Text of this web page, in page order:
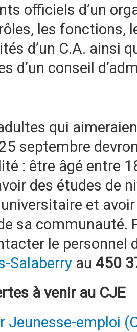
officiels d’un
les fonctions,
d’un C.A. ainsi
d’un conseil
qui
septembre
: être âgé entre
des études de
et
sa communauté.
le personnel
Salaberry au 450
à venir au CJE
Jeunesse-emploi